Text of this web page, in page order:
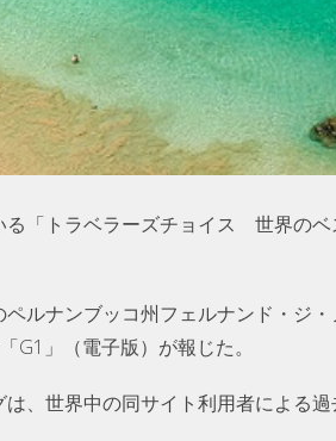
「トラベラーズチョイス 世界の
ルナンブッコ州フェルナンド・ジ
G1」（電子版）が報じた。
、世界中の同サイト利用者による過